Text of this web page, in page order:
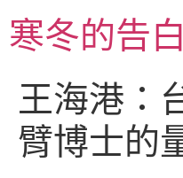
至
主寒冬的告白
王海港：
臂博士的